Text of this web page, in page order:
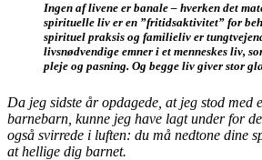
Ingen af livene er banale – hverken det
spirituelle liv er en ”fritidsaktivitet” for
spirituel praksis og familieliv er
livsnødvendige emner i et menneskes liv,
pleje og pasning. Og begge liv giver stor
Da jeg sidste år opdagede, at jeg stod med
barnebarn, kunne jeg have lagt under for
også svirrede i luften: du må nedtone dine
at hellige dig barnet.